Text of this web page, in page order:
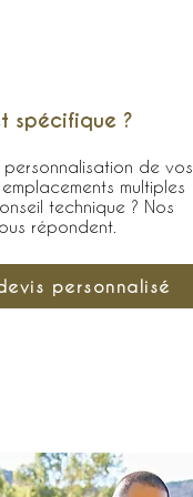
spécifique ?
de vos
multiples
technique ? Nos
répondent.
personnalisé